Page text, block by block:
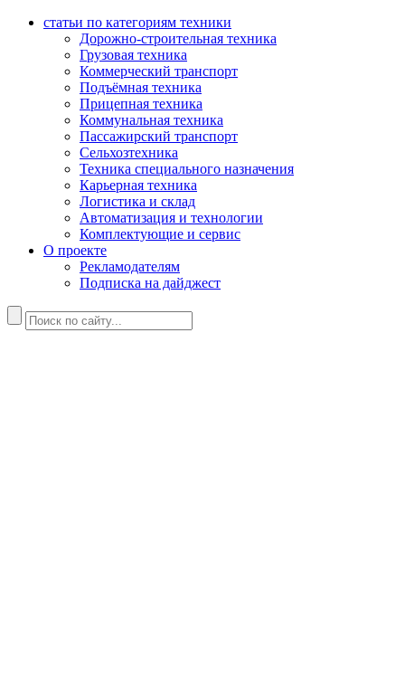
статьи по категориям техники
Дорожно-строительная техника
Грузовая техника
Коммерческий транспорт
Подъёмная техника
Прицепная техника
Коммунальная техника
Пассажирский транспорт
Сельхозтехника
Техника специального назначения
Карьерная техника
Логистика и склад
Автоматизация и технологии
Комплектующие и сервис
О проекте
Рекламодателям
Подписка на дайджест